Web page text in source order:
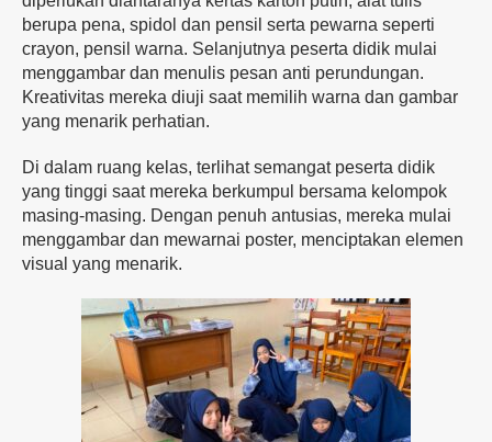
berupa pena, spidol dan pensil serta pewarna seperti
crayon, pensil warna. Selanjutnya peserta didik mulai
menggambar dan menulis pesan anti perundungan.
Kreativitas mereka diuji saat memilih warna dan gambar
yang menarik perhatian.
Di dalam ruang kelas, terlihat semangat peserta didik
yang tinggi saat mereka berkumpul bersama kelompok
masing-masing. Dengan penuh antusias, mereka mulai
menggambar dan mewarnai poster, menciptakan elemen
visual yang menarik.